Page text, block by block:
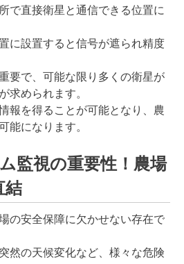
で直接衛星と通信できる位置に
に設置すると信号が遮られ精度
要で、可能な限り多くの衛星が
求められます。
報を得ることが可能となり、農
能になります。
監視の重要性！農場
結
の安全保障に欠かせない存在で
然の天候変化など、様々な危険